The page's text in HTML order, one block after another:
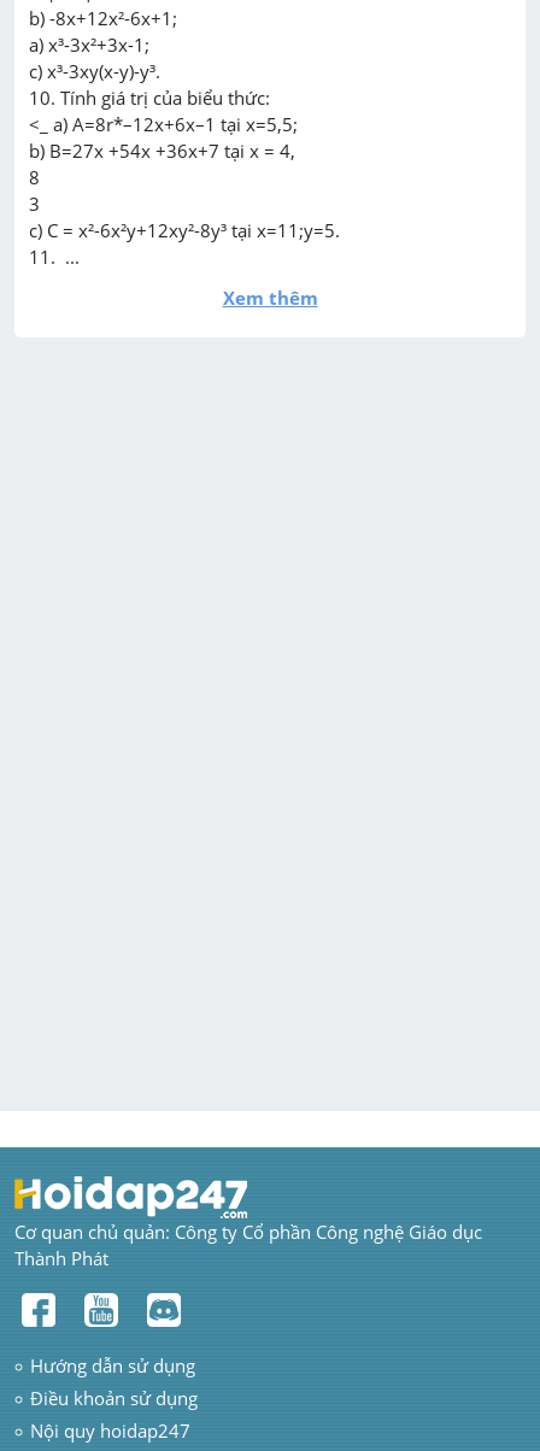
b) -8x+12x²-6x+1;
a) x³-3x²+3x-1;
c) x³-3xy(x-y)-y³.
10. Tính giá trị của biểu thức:
<_ a) A=8r*–12x+6x–1 tại x=5,5;
b) B=27x +54x +36x+7 tại x = 4,
8
3
c) C = x²-6x²y+12xy²-8y³ tại x=11;y=5.
11.  ...
Xem thêm
Cơ quan chủ quản: Công ty Cổ phần Công nghệ Giáo dục
Thành Phát
Hướng dẫn sử dụng
Điều khoản sử dụng
Nội quy hoidap247